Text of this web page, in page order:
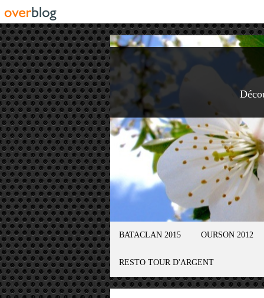
BATACLAN 2015 OURSON 2012
RESTO TOUR D'ARGENT